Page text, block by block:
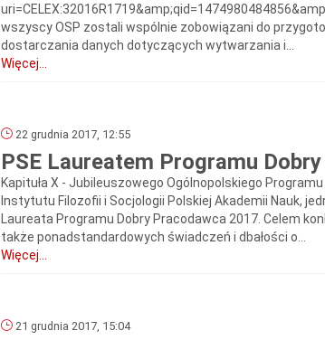
wszyscy OSP zostali wspólnie zobowiązani do
dostarczania danych dotyczących wytwarzania i...
Więcej...
22 grudnia 2017, 12:55
PSE Laureatem Programu
Kapituła X - Jubileuszowego Ogólnopolskiego
Instytutu Filozofii i Socjologii Polskiej Akademii Nauk,
Laureata Programu Dobry Pracodawca 2017. Celem
także ponadstandardowych świadczeń i dbałości o...
Więcej...
21 grudnia 2017, 15:04